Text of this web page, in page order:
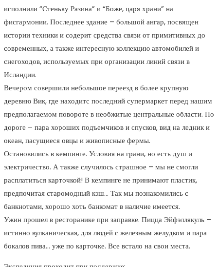
исполнили “Стеньку Разина” и “Боже, царя храни” на
фисгармонии. Последнее здание – большой ангар, посвящен
истории техники и содерит средства связи от примитивных до
современных, а также интересную коллекцию автомобилей и
снегоходов, используемых при организации линий связи в
Исландии.
Вечером совершили небольшое переезд в более крупную
деревню Вик, где находитс последний супермаркет перед нашим
предполагаемом повороте в необжитые центральные области. По
дороге – пара хороших подъемчиков и спусков, вид на ледник и
океан, пасущиеся овцы и живописные фермы.
Остановились в кемпинге. Условия на грани, но есть душ и
электричество. А также случилось страшное – мы не смогли
расплатиться карточкой! В кемпинге не принимают пластик,
предпочитая старомодный кэш… Так мы познакомились с
банкнотами, хорошо хоть банкомат в наличие имеется.
Ужин прошел в ресторанике при заправке. Пицца Эйфэллякуль –
истинно вулканическая, для людей с железным желудком и пара
бокалов пива… уже по карточке. Все встало на свои места.